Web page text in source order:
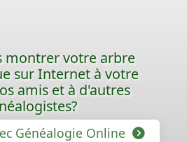
montrer votre arbre
sur Internet à votre
amis et à d'autres
Généalogie Online